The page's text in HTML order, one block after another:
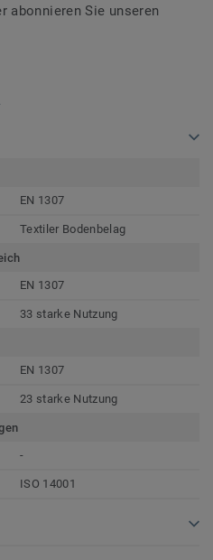
abonnieren Sie unseren
EN 1307
Textiler Bodenbelag
EN 1307
33 starke Nutzung
EN 1307
23 starke Nutzung
-
ISO 14001